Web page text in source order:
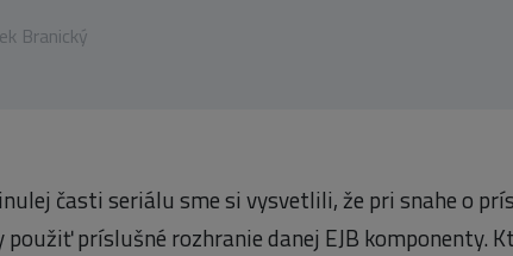
Branický
časti seriálu sme si vysvetlili, že pri snahe o
použiť príslušné rozhranie danej EJB komponenty.